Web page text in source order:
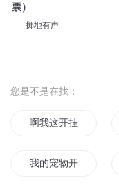
票）
掷地有声
您是不是在找：
啊我这开挂的人生
我的宠物开挂了